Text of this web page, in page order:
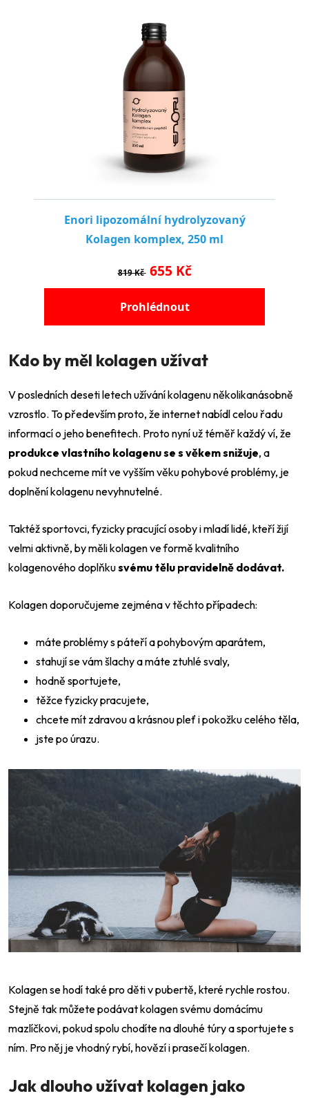
Kdo by měl kolagen užívat
V posledních deseti letech užívání kolagenu několikanásobně
vzrostlo. To především proto, že internet nabídl celou řadu
informací o jeho benefitech. Proto nyní už téměř každý ví, že
produkce vlastního kolagenu se s věkem snižuje, a
pokud nechceme mít ve vyšším věku pohybové problémy, je
doplnění kolagenu nevyhnutelné.
Taktéž sportovci, fyzicky pracující osoby i mladí lidé, kteří žijí
velmi aktivně, by měli kolagen ve formě kvalitního
kolagenového doplňkusvému tělu pravidelně dodávat.
Kolagen doporučujeme zejména v těchto případech:
máte problémy s páteří a pohybovým aparátem,
stahují se vám šlachy a máte ztuhlé svaly,
hodně sportujete,
těžce fyzicky pracujete,
chcete mít zdravou a krásnou pleť i pokožku celého těla,
jste po úrazu.
Kolagen se hodí také pro děti v pubertě, které rychle rostou.
Stejně tak můžete podávat kolagen svému domácímu
mazlíčkovi, pokud spolu chodíte na dlouhé túry a sportujete s
ním. Pro něj je vhodný rybí, hovězí i prasečí kolagen.
Jak dlouho užívat kolagen jako